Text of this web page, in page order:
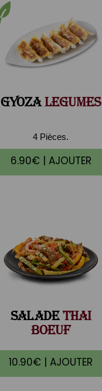
GYOZALEGUMES
4 Pièces.
6.90€ | AJOUTER
SALADETHAI
BOEUF
10.90€ | AJOUTER